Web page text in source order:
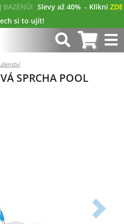
Slevy až 40% - Klikni ZDE
si to ujít!
SPRCHA POOL
Další